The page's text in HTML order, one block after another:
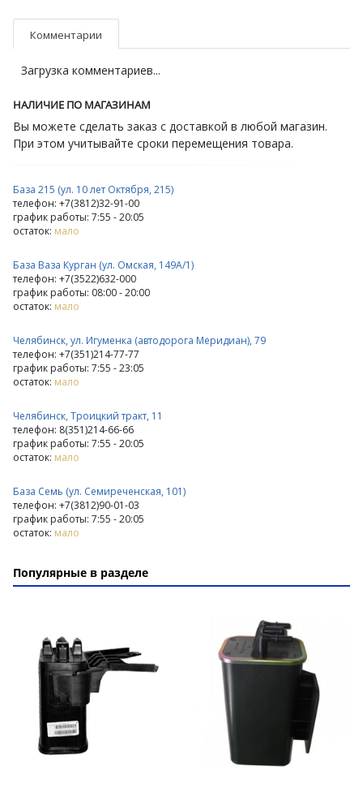
Комментарии
Загрузка комментариев...
НАЛИЧИЕ ПО МАГАЗИНАМ
Вы можете сделать заказ с доставкой в любой магазин.
При этом учитывайте сроки перемещения товара.
База 215 (ул. 10 лет Октября, 215)
телефон: +7(3812)32-91-00
график работы: 7:55 - 20:05
остаток: мало
База Ваза Курган (ул. Омская, 149А/1)
телефон: +7(3522)632-000
график работы: 08:00 - 20:00
остаток: мало
Челябинск, ул. Игуменка (автодорога Меридиан), 79
телефон: +7(351)214-77-77
график работы: 7:55 - 23:05
остаток: мало
Челябинск, Троицкий тракт, 11
телефон: 8(351)214-66-66
график работы: 7:55 - 20:05
остаток: мало
База Семь (ул. Семиреченская, 101)
телефон: +7(3812)90-01-03
график работы: 7:55 - 20:05
остаток: мало
Популярные в разделе